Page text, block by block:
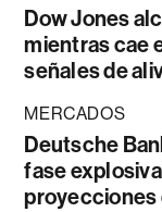
Dow Jones
mientras cae
señales de
MERCADOS
Deutsche
fase
proyecciones